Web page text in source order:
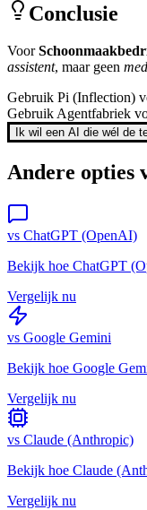
Conclusie
Voor
assistent, maar geen
Gebruik Pi (Inflection)
Gebruik Agentfabriek
Ik wil een AI die wél de
Andere opties
vs ChatGPT (OpenAI)
Bekijk hoe ChatGPT
Vergelijk nu
vs Google Gemini
Bekijk hoe Google
Vergelijk nu
vs Claude (Anthropic)
Bekijk hoe Claude
Vergelijk nu